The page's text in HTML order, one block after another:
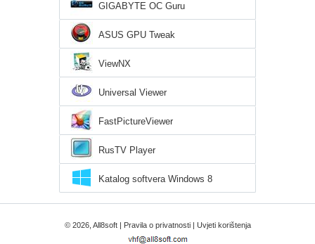
GIGABYTE OC Guru
ASUS GPU Tweak
ViewNX
Universal Viewer
FastPictureViewer
RusTV Player
Katalog softvera Windows 8
© 2026, All8soft | Pravila o privatnosti| Uvjeti korištenja